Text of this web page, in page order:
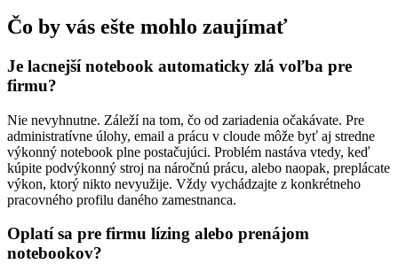
Čo by vás ešte mohlo zaujímať
Je lacnejší notebook automaticky zlá voľba pre
firmu?
Nie nevyhnutne. Záleží na tom, čo od zariadenia očakávate. Pre
administratívne úlohy, email a prácu v cloude môže byť aj stredne
výkonný notebook plne postačujúci. Problém nastáva vtedy, keď
kúpite podvýkonný stroj na náročnú prácu, alebo naopak, preplácate
výkon, ktorý nikto nevyužije. Vždy vychádzajte z konkrétneho
pracovného profilu daného zamestnanca.
Oplatí sa pre firmu lízing alebo prenájom
notebookov?